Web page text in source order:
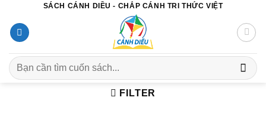
đến
nội
dung
SÁCH CÁNH DIỀU - CHẮP CÁNH TRI THỨC VIỆT
Search
for:
FILTER